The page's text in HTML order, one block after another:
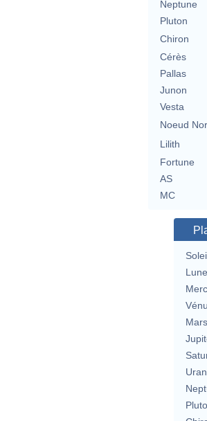
Neptune
Pluton
Chiron
Cérès
Pallas
Junon
Vesta
Noeud
Lilith
Fortune
AS
MC
Lune
Mars